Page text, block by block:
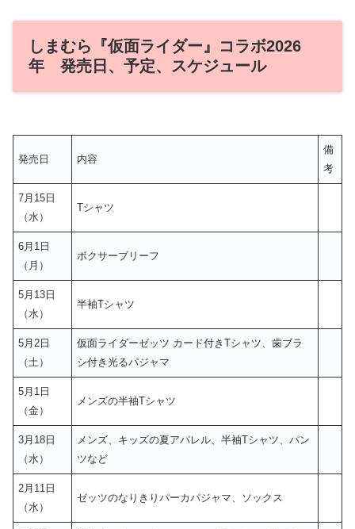
しまむら『仮面ライダー』コラボ2026
年 発売日、予定、スケジュール
発売日 内容
備
考
7月15日
（水）
Tシャツ
6月1日
（月）
ボクサーブリーフ
5月13日
（水）
半袖Tシャツ
5月2日
（土）
仮面ライダーゼッツ カード付きTシャツ、歯ブラ
シ付き光るパジャマ
5月1日
（金）
メンズの半袖Tシャツ
3月18日
（水）
メンズ、キッズの夏アパレル、半袖Tシャツ、パン
ツなど
2月11日
（水）
ゼッツのなりきりパーカパジャマ、ソックス